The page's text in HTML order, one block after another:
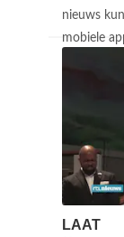
nieuws
mobiele
LAAT